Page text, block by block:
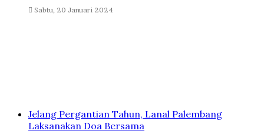
Sabtu, 20 Januari 2024
Jelang Pergantian Tahun, Lanal Palembang
Laksanakan Doa Bersama